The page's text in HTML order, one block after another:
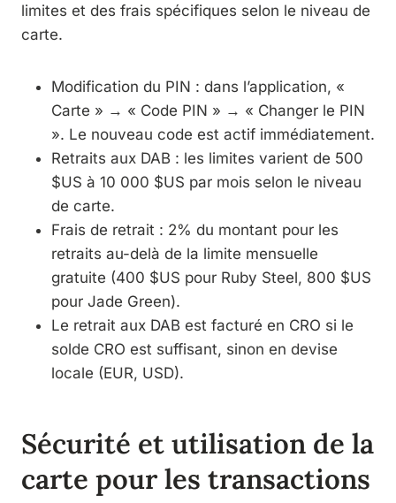
limites et des frais spécifiques selon le niveau de
carte.
Modification du PIN : dans l’application, «
Carte » → « Code PIN » → « Changer le PIN
». Le nouveau code est actif immédiatement.
Retraits aux DAB : les limites varient de 500
$US à 10 000 $US par mois selon le niveau
de carte.
Frais de retrait : 2% du montant pour les
retraits au-delà de la limite mensuelle
gratuite (400 $US pour Ruby Steel, 800 $US
pour Jade Green).
Le retrait aux DAB est facturé en CRO si le
solde CRO est suffisant, sinon en devise
locale (EUR, USD).
Sécurité et utilisation de la
carte pour les transactions